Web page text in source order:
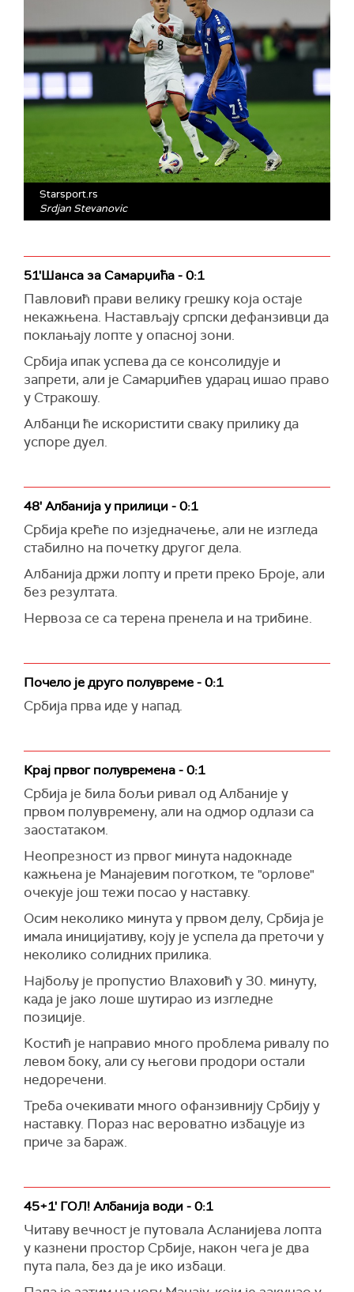
Starsport.rs
Srdjan Stevanovic
51'Шанса за Самарџића - 0:1
Павловић прави велику грешку која остаје
некажњена. Настављају српски дефанзивци да
поклањају лопте у опасној зони.
Србија ипак успева да се консолидује и
запрети, али је Самарџићев ударац ишао право
у Стракошу.
Албанци ће искористити сваку прилику да
успоре дуел.
48' Албанија у прилици - 0:1
Србија креће по изједначење, али не изгледа
стабилно на почетку другог дела.
Албанија држи лопту и прети преко Броје, али
без резултата.
Нервоза се са терена пренела и на трибине.
Почело је друго полувреме - 0:1
Србија прва иде у напад.
Крај првог полувремена - 0:1
Србија је била бољи ривал од Албаније у
првом полувремену, али на одмор одлази са
заостатаком.
Неопрезност из првог минута надокнаде
кажњена је Манајевим поготком, те "орлове"
очекује још тежи посао у наставку.
Осим неколико минута у првом делу, Србија је
имала иницијативу, коју је успела да преточи у
неколико солидних прилика.
Најбољу је пропустио Влаховић у 30. минуту,
када је јако лоше шутирао из изгледне
позиције.
Костић је направио много проблема ривалу по
левом боку, али су његови продори остали
недоречени.
Треба очекивати много офанзивнију Србију у
наставку. Пораз нас вероватно избацује из
приче за бараж.
45+1' ГОЛ! Албанија води - 0:1
Читаву вечност је путовала Асланијева лопта
у казнени простор Србије, након чега је два
пута пала, без да је ико избаци.